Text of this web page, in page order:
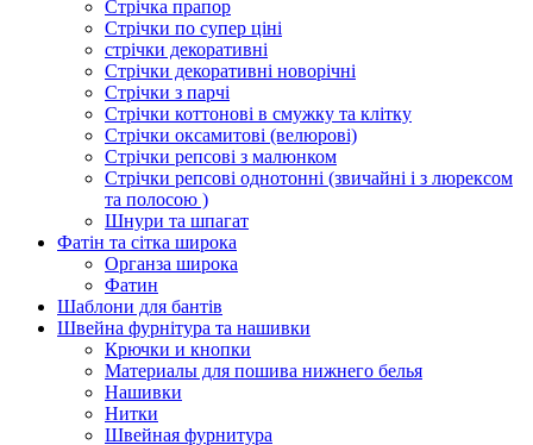
Стрічка прапор
Стрічки по супер ціні
стрічки декоративні
Стрічки декоративні новорічні
Стрічки з парчі
Стрічки коттонові в смужку та клітку
Стрічки оксамитові (велюрові)
Стрічки репсові з малюнком
Стрічки репсові однотонні (звичайні і з люрексом
та полосою )
Шнури та шпагат
Фатін та сітка широка
Органза широка
Фатин
Шаблони для бантів
Швейна фурнітура та нашивки
Крючки и кнопки
Материалы для пошива нижнего белья
Нашивки
Нитки
Швейная фурнитура